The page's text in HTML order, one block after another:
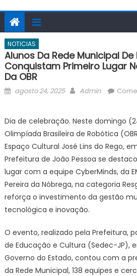
NOTICIAS
Alunos Da Rede Municipal De
Conquistam Primeiro Lugar
Da OBR
Posted
agosto 24, 2025 Author
Admin
Dia de celebração. Neste domingo
Olimpíada Brasileira de Robótica
Espaço Cultural José Lins do Rego,
Prefeitura de João Pessoa se
lugar com a equipe CyberMinds, da
Pereira da Nóbrega, na categoria
reforça o investimento da gestão
tecnológica e inovação.
O evento, realizado pela Prefeitura,
de Educação e Cultura (Sedec-JP),
Governo do Estado, contou com a
da Rede Municipal, 138 equipes e